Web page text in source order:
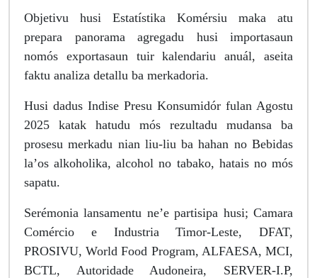
Objetivu husi Estatístika Komérsiu maka atu
prepara panorama agregadu husi importasaun
nomós exportasaun tuir kalendariu anuál, aseita
faktu analiza detallu ba merkadoria.
Husi dadus Indise Presu Konsumidór fulan Agostu
2025 katak hatudu mós rezultadu mudansa ba
prosesu merkadu nian liu-liu ba hahan no Bebidas
la’os alkoholika, alcohol no tabako, hatais no mós
sapatu.
Serémonia lansamentu ne’e partisipa husi; Camara
Comércio e Industria Timor-Leste, DFAT,
PROSIVU, World Food Program, ALFAESA, MCI,
BCTL, Autoridade Audoneira, SERVER-I.P,